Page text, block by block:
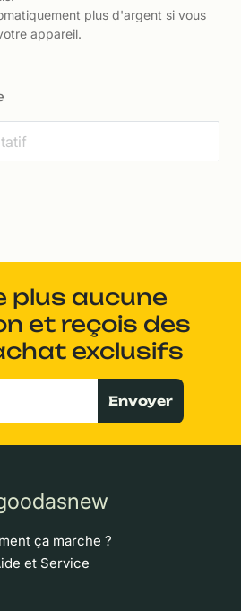
plus d'argent si vous
appareil.
plus aucune
et reçois des
exclusifs
Envoyer
ça marche ?
et Service